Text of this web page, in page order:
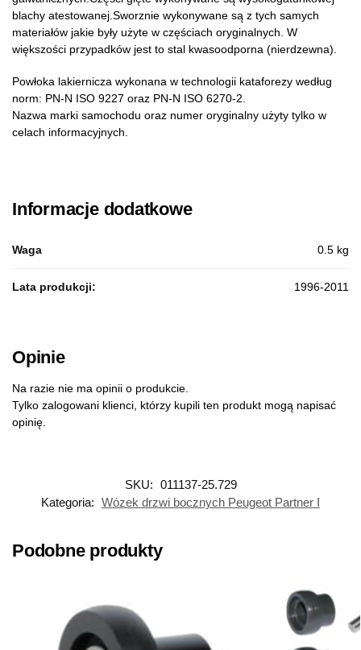
blachy atestowanej.Sworznie wykonywane są z tych samych
materiałów jakie były użyte w częściach oryginalnych. W
większości przypadków jest to stal kwasoodporna (nierdzewna).
Powłoka lakiernicza wykonana w technologii kataforezy według
norm: PN-N ISO 9227 oraz PN-N ISO 6270-2.
Nazwa marki samochodu oraz numer oryginalny użyty tylko w
celach informacyjnych.
Informacje dodatkowe
Waga 0.5 kg
Lata produkcji: 1996-2011
Opinie
Na razie nie ma opinii o produkcie.
Tylko zalogowani klienci, którzy kupili ten produkt mogą napisać
opinię.
SKU: 011137-25.729
Kategoria: Wózek drzwi bocznych Peugeot Partner I
Podobne produkty